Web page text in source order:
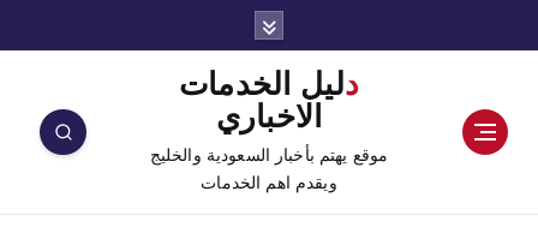
دليل الخدمات
الاخباري
موقع يهتم بأخبار السعودية والخليج
ويقدم اهم الخدمات